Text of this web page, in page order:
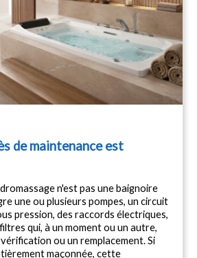
de maintenance est
n'est pas une baignoire
une ou plusieurs pompes, un circuit
pression, des raccords électriques,
qui, à un moment ou un autre,
ou un remplacement. Si
maçonnée, cette